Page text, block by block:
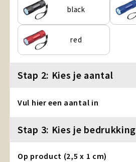
Textiel, Kleding en Caps
Wijngeschenken
black
red
Stap 2: Kies je aantal
Vul hier een aantal in
Stap 3: Kies je bedrukking
Op product (2,5 x 1 cm)